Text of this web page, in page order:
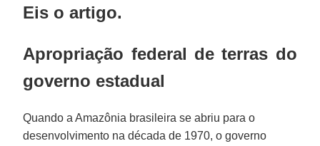
Eis o artigo.
Apropriação federal de terras do
governo estadual
Quando a Amazônia brasileira se abriu para o
desenvolvimento na década de 1970, o governo